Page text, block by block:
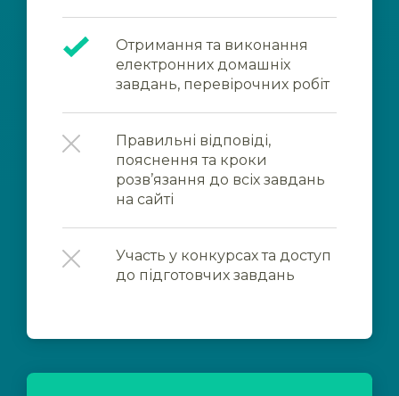
Отримання та виконання
електронних домашніх
завдань, перевірочних робіт
Правильні відповіді,
пояснення та кроки
розв’язання до всіх завдань
на сайті
Участь у конкурсах та доступ
до підготовчих завдань